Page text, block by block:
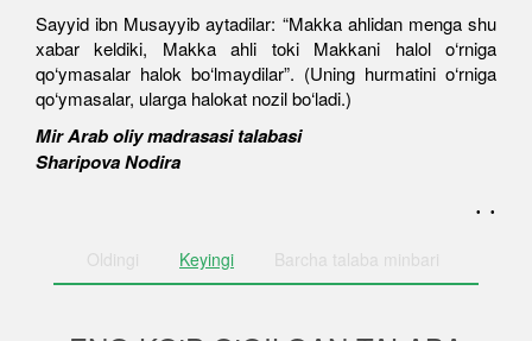
Sayyid ibn Musayyib aytadilar: “Makka ahlidan menga shu
xabar keldiki, Makka ahli toki Makkani halol o‘rniga
qo‘ymasalar halok bo‘lmaydilar”. (Uning hurmatini o‘rniga
qo‘ymasalar, ularga halokat nozil bo‘ladi.)
Mir Arab oliy madrasasi talabasi
Sharipova Nodira
. .
Oldingi Keyingi Barcha talaba minbari